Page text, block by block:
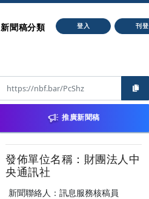
新聞稿分類 登入 刊登
推廣新聞稿
發佈單位名稱：財團法人中
央通訊社
新聞聯絡人：訊息服務核稿員